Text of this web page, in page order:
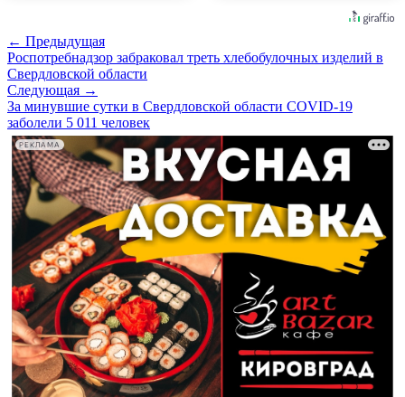
← Предыдущая
Роспотребнадзор забраковал треть хлебобулочных изделий в
Свердловской области
Следующая →
За минувшие сутки в Свердловской области COVID-19
заболели 5 011 человек
РЕКЛАМА